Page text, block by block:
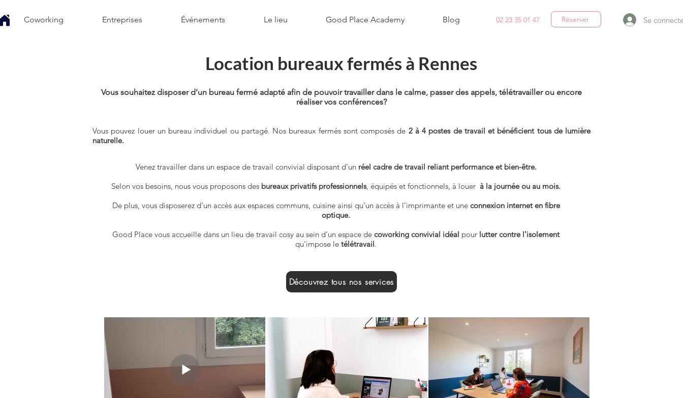
Coworking Entreprises Événements Le lieu Good Place Academy Blog 02 23 35 01 47 Réserver Se
Location bureaux fermés à Rennes
Vous souhaitez disposer d’un bureau fermé adapté afin de pouvoir travailler dans le calme, passer des appels, télétravailler ou encore
réaliser vos conférences?
Vous pouvez louer un bureau individuel ou partagé. Nos bureaux fermés sont composés de 2 à 4 postes de travail et bénéficient tous de lumière
naturelle.
​Venez travailler dans un espace de travail convivial disposant d'un réel cadre de travail reliant performance et bien-être.
Selon vos besoins, nous vous proposons des bureaux privatifs professionnels, équipés et fonctionnels, à louer à la journée ou au mois.
De plus, vous disposerez d’un accès aux espaces communs, cuisine ainsi qu’un accès à l’imprimante et uneconnexion internet en fibre
optique.
Good Place vous accueille dans un lieu de travail cosy au sein d’un espace de coworking convivial idéal pour lutter contre l'isolement
qu'impose le télétravail.
Découvrez tous nos services